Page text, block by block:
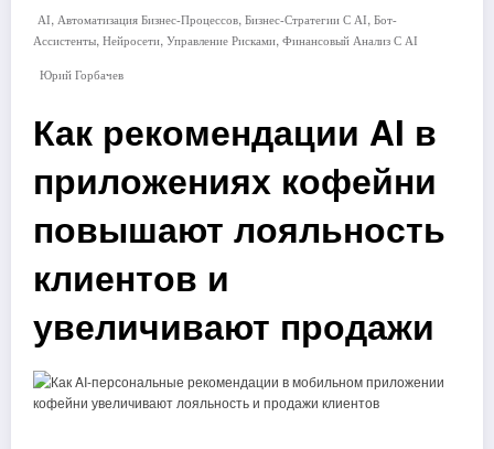
AI, Автоматизация Бизнес-Процессов, Бизнес-Стратегии С AI, Бот-
Ассистенты, Нейросети, Управление Рисками, Финансовый Анализ С AI
Юрий Горбачев
Как рекомендации AI в
приложениях кофейни
повышают лояльность
клиентов и
увеличивают продажи